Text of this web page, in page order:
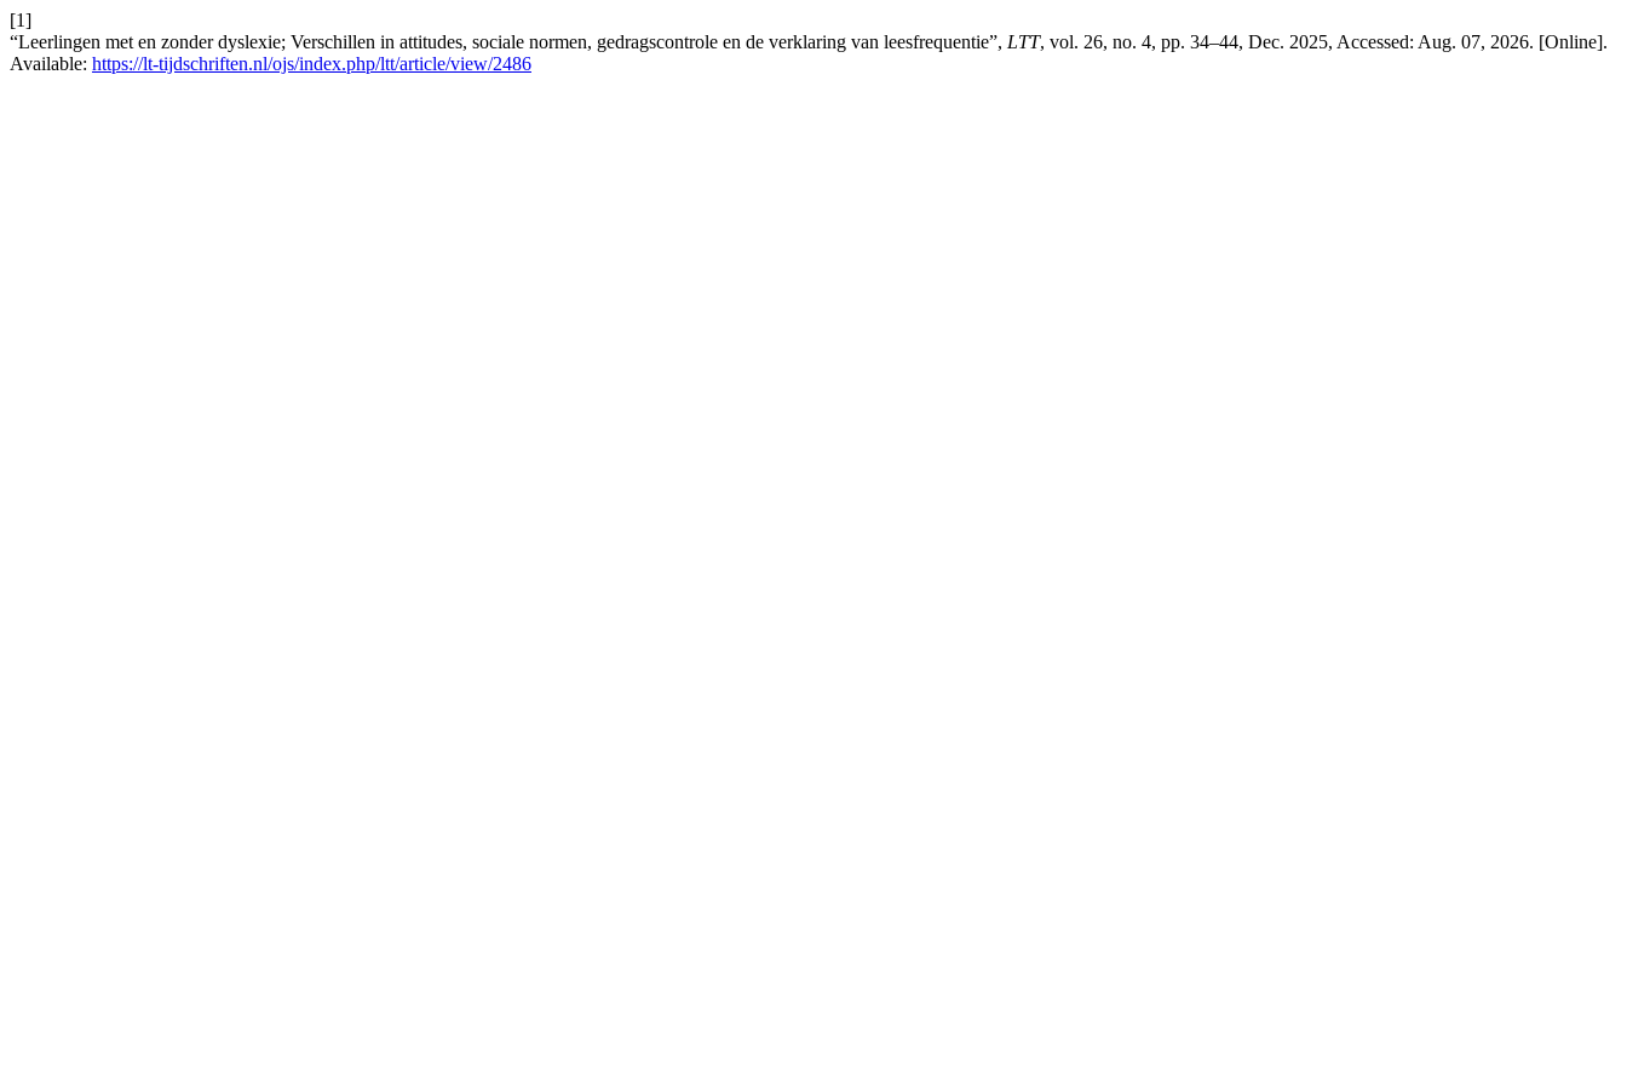
[1]
“Leerlingen met en zonder dyslexie; Verschillen in attitudes, sociale normen, gedragscontrole en de verklaring van leesfrequentie”, LTT, vol. 26, no. 4, pp. 34–44, Dec. 2025, Accessed: Aug. 07, 2026. [Online].
Available: https://lt-tijdschriften.nl/ojs/index.php/ltt/article/view/2486